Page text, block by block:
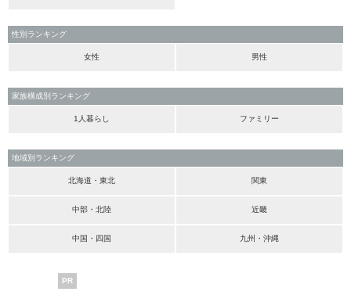
性別ランキング
女性 男性
家族構成別ランキング
1人暮らし ファミリー
地域別ランキング
北海道・東北 関東
中部・北陸 近畿
中国・四国 九州・沖縄
PR